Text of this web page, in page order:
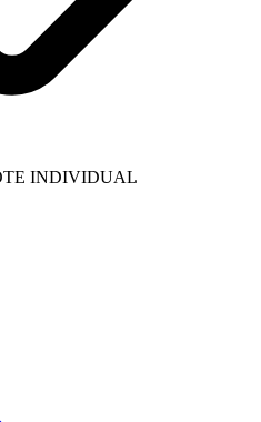
INDIVIDUAL